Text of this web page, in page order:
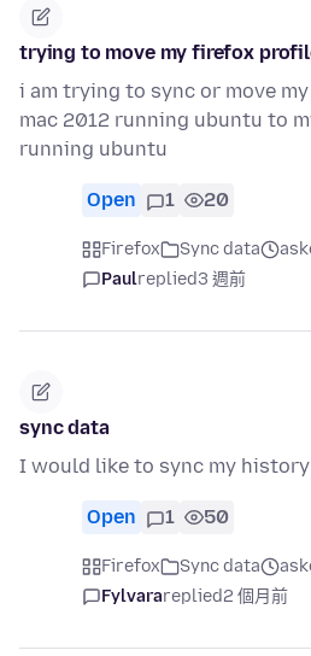
trying to move my firefox
i am trying to sync or move
mac 2012 running ubuntu to
running ubuntu
Open 1 20
Firefox Sync data
Paulreplied3 週前
sync data
I would like to sync my history
Open 1 50
Firefox Sync data
Fylvarareplied2 個月前